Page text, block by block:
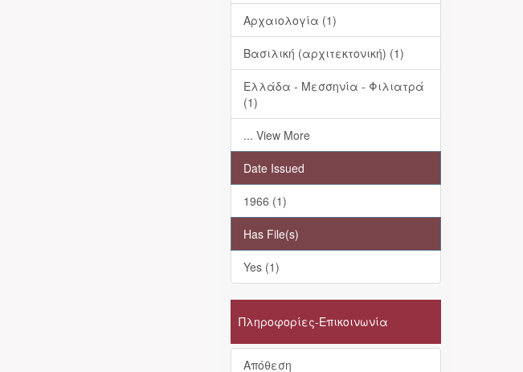
Αρχαιολογία (1)
Βασιλική (αρχιτεκτονική) (1)
Ελλάδα - Μεσσηνία - Φιλιατρά
(1)
... View More
Date Issued
1966 (1)
Has File(s)
Yes (1)
Πληροφορίες-Επικοινωνία
Απόθεση